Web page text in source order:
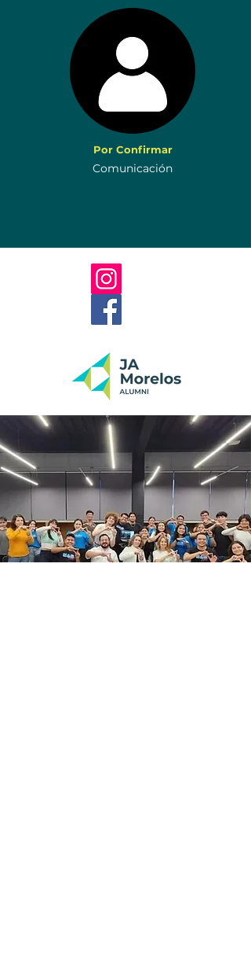
Por Confirmar
Comunicación